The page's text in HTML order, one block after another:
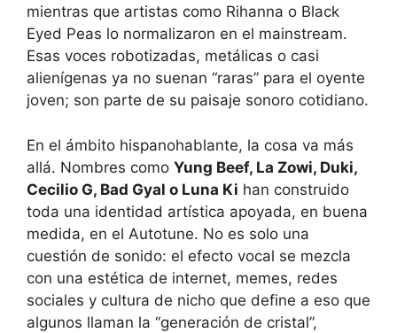
mientras que artistas como Rihanna o Black
Eyed Peas lo normalizaron en el mainstream.
Esas voces robotizadas, metálicas o casi
alienígenas ya no suenan “raras” para el oyente
joven; son parte de su paisaje sonoro cotidiano.
En el ámbito hispanohablante, la cosa va más
allá. Nombres como Yung Beef, La Zowi, Duki,
Cecilio G, Bad Gyal o Luna Ki han construido
toda una identidad artística apoyada, en buena
medida, en el Autotune. No es solo una
cuestión de sonido: el efecto vocal se mezcla
con una estética de internet, memes, redes
sociales y cultura de nicho que define a eso que
algunos llaman la “generación de cristal”,